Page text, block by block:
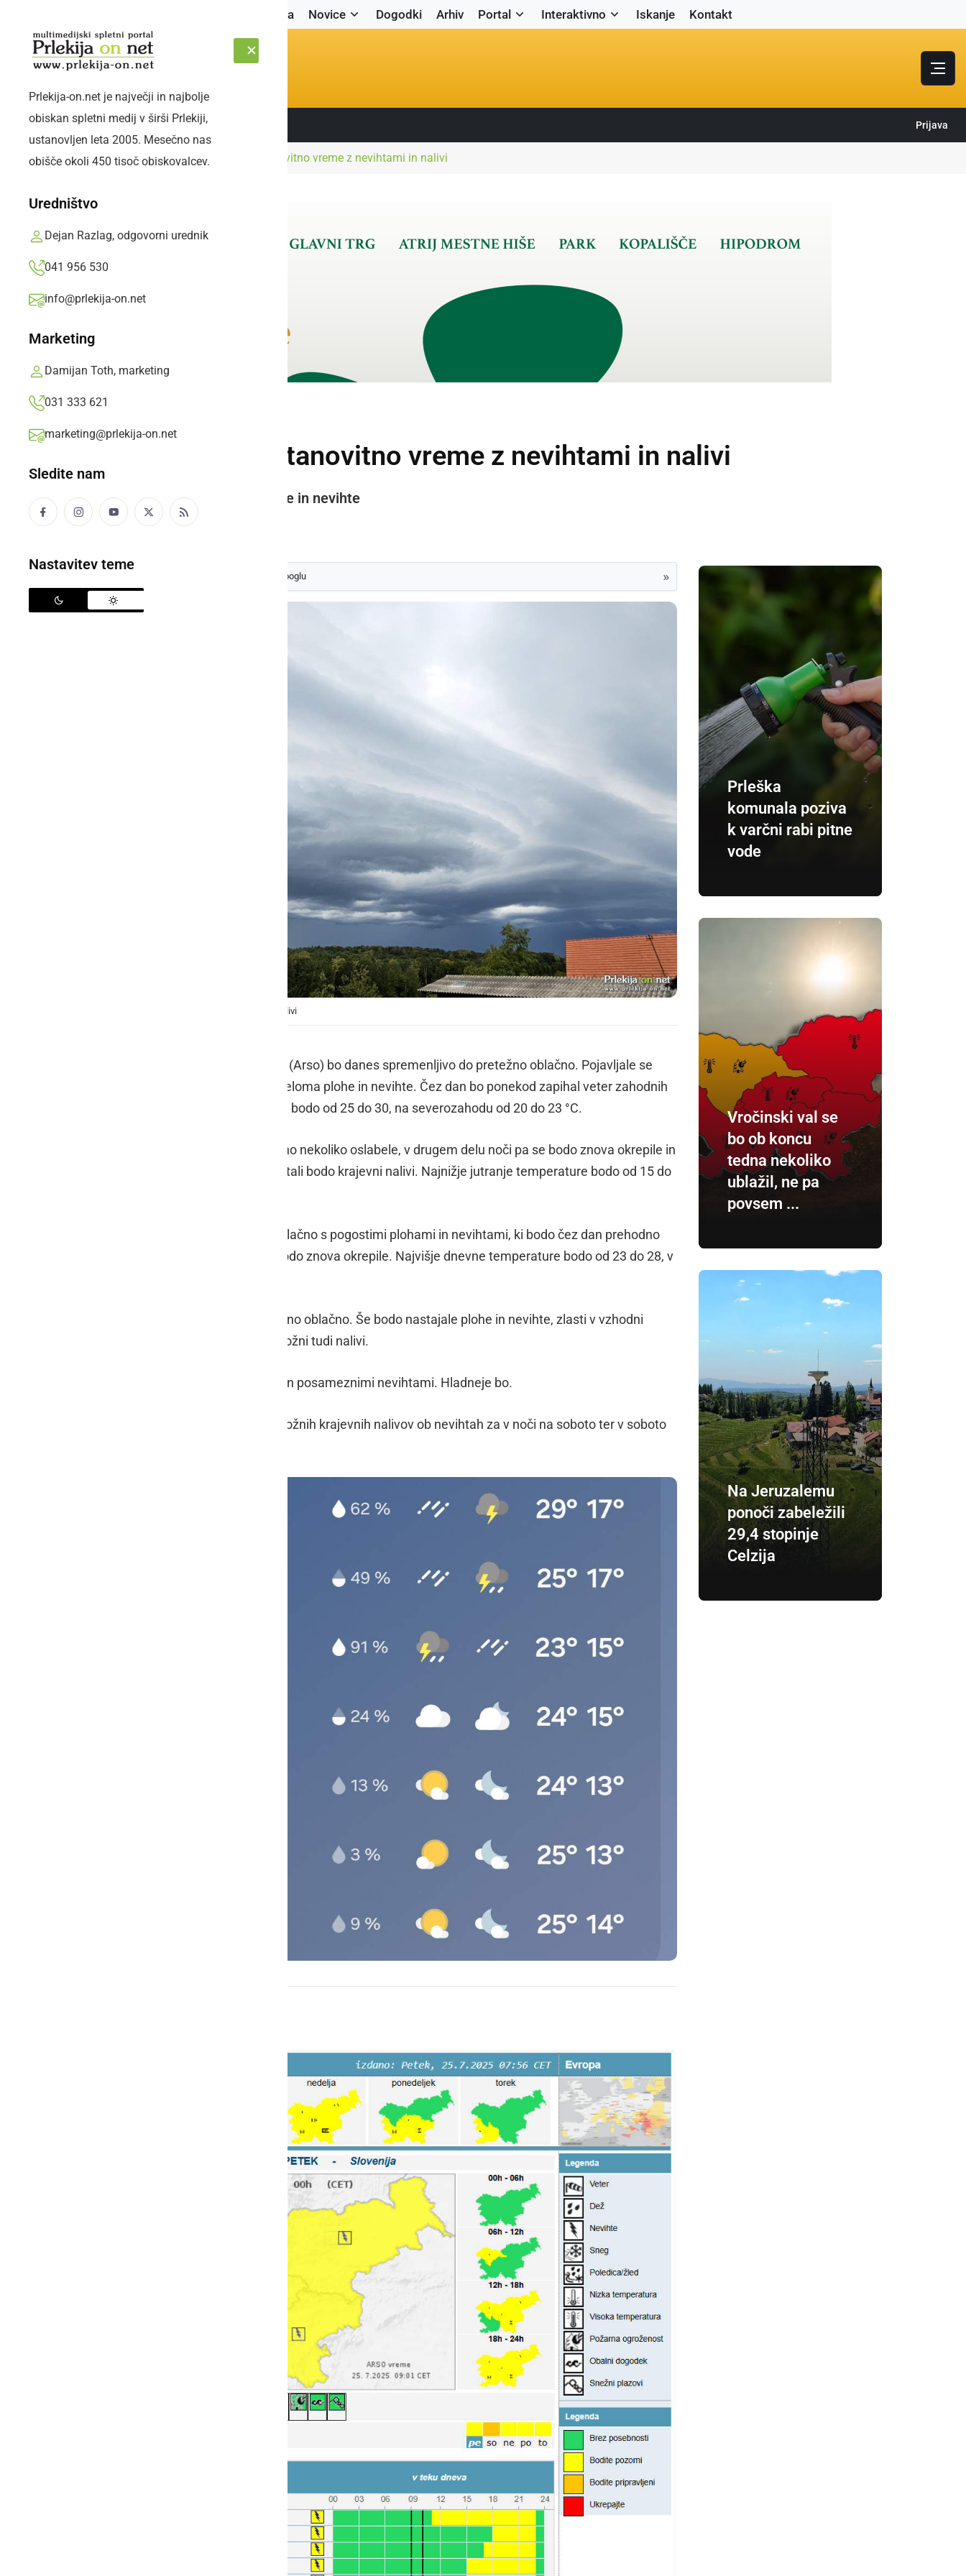
Naslovnica Novice Dogodki Arhiv Portal Interaktivno Iskanje Kontakt
ČETRTEK, 6. AVGUST 2026 Sledite nam: Prijava
Prlekija-on.net je največji in najbolje
obiskan spletni medij v širši Prlekiji,
ustanovljen leta 2005. Mesečno nas
obišče okoli 450 tisoč obiskovalcev.
Uredništvo
Dejan Razlag, odgovorni urednik
041 956 530
info@prlekija-on.net
Marketing
Damijan Toth, marketing
031 333 621
marketing@prlekija-on.net
Sledite nam
Nastavitev teme
Naslovnica NaravaPred nami je nestanovitno vreme z nevihtami in nalivi
Pred nami je nestanovitno vreme z nevihtami in nalivi
Konec tedna bodo pogoste plohe in nevihte
Prlekija-on.net,petek, 25. julij 2025 ob 10:53
kot svoj prednostni vir na Googlu »
Pred nami je nestanovitno vreme z nevihtami in nalivi
Po napovedih Agencije RS za okolje (Arso) bo danes spremenljivo do pretežno oblačno. Pojavljale se
bodo občasne krajevne padavine, deloma plohe in nevihte. Čez dan bo ponekod zapihal veter zahodnih
smeri. Najvišje dnevne temperature bodo od 25 do 30, na severozahodu od 20 do 23 °C.
Proti večeru bodo padavine prehodno nekoliko oslabele, v drugem delu noči pa se bodo znova okrepile in
razširile nad večji del Slovenije. Nastali bodo krajevni nalivi. Najnižje jutranje temperature bodo od 15 do
V soboto bo zmerno do pretežno oblačno s pogostimi plohami in nevihtami, ki bodo čez dan prehodno
ponehale, v noči na nedeljo pa se bodo znova okrepile. Najvišje dnevne temperature bodo od 23 do 28, v
V nedeljo bo spremenljivo do pretežno oblačno. Še bodo nastajale plohe in nevihte, zlasti v vzhodni
polovici Slovenije. Krajevno bodo možni tudi nalivi.
V ponedeljek bo oblačno s plohami in posameznimi nevihtami. Hladneje bo.
Arso je izdal tudi opozorilo zaradi možnih krajevnih nalivov ob nevihtah za v noči na soboto ter v soboto
Prleška
komunala poziva
k varčni rabi pitne
vode
Vročinski val se
bo ob koncu
tedna nekoliko
ublažil, ne pa
povsem ...
Na Jeruzalemu
ponoči zabeležili
29,4 stopinje
Celzija